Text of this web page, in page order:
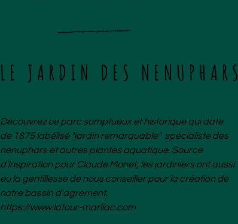
LE JARDIN DES NENUPHARS
Découvrez ce parc somptueux et historique qui date
de 1875 labélisé "jardin remarquable" spécialiste des
nénuphars et autres plantes aquatique. Source
d'inspiration pour Claude Monet, les jardiniers ont aussi
eu la gentillesse de nous conseiller pour la création de
notre bassin d'agrément.
https://www.latour-marliac.com